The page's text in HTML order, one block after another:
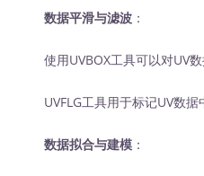
数据平滑与滤波 ：
使用UVBOX工具可以对UV数
UVFLG工具用于标记UV数据
数据拟合与建模 ：